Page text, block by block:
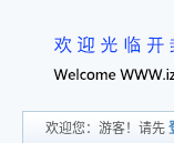
欢迎您：游客！请先